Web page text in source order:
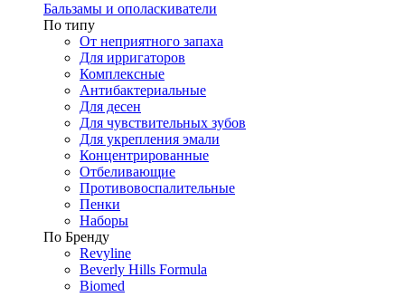
Бальзамы и ополаскиватели
По типу
От неприятного запаха
Для ирригаторов
Комплексные
Антибактериальные
Для десен
Для чувствительных зубов
Для укрепления эмали
Концентрированные
Отбеливающие
Противовоспалительные
Пенки
Наборы
По Бренду
Revyline
Beverly Hills Formula
Biomed